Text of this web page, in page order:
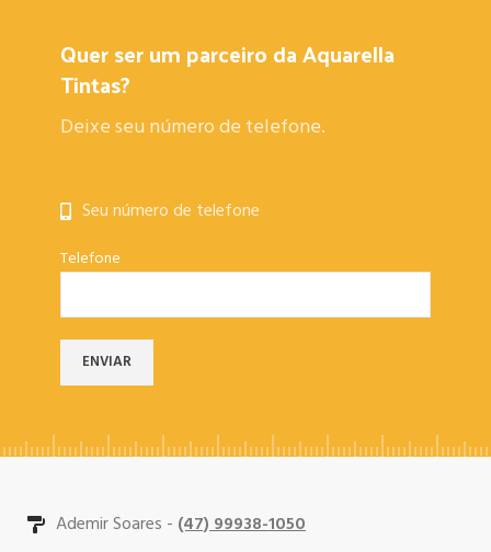
Quer ser um parceiro da Aquarella
Tintas?
Deixe seu número de telefone.
Seu número de telefone
Telefone
Ademir Soares - (47) 99938-1050